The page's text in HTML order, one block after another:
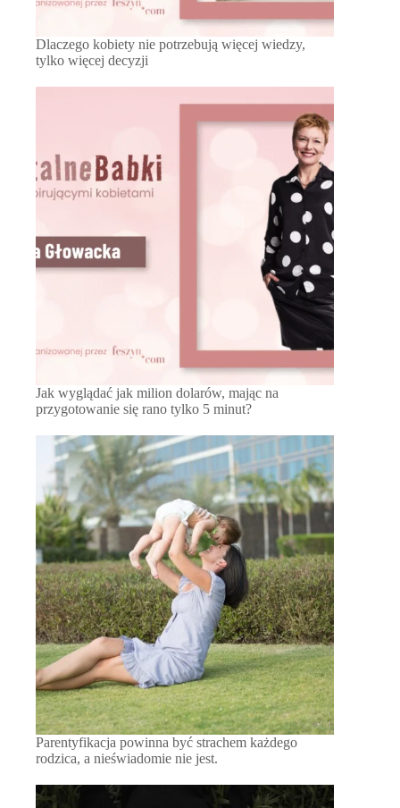
Dlaczego kobiety nie potrzebują więcej wiedzy,
tylko więcej decyzji
Jak wyglądać jak milion dolarów, mając na
przygotowanie się rano tylko 5 minut?
Parentyfikacja powinna być strachem każdego
rodzica, a nieświadomie nie jest.